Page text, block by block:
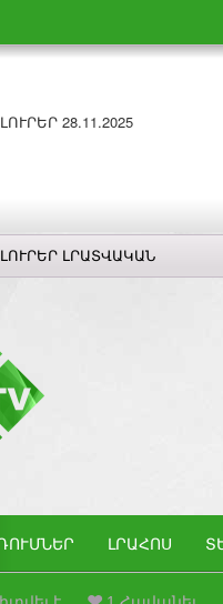
ԼՈՒՐԵՐ 27.11.2025
ԼՈՒՐԵՐ ԼՐԱՏՎԱԿԱՆ
ԼՐԱՀՈՍ